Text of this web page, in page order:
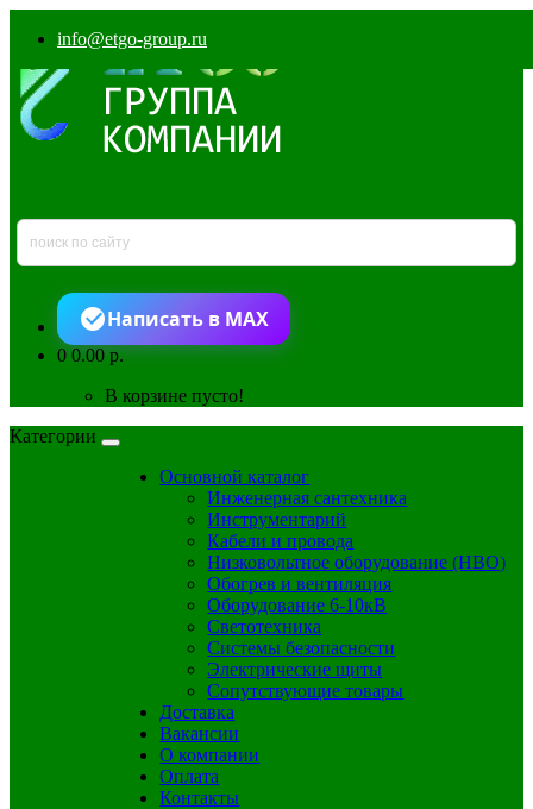
info@etgo-group.ru
Написать в MAX
00.00 р.
В корзине пусто!
Категории
Основной каталог
Инженерная сантехника
Инструментарий
Кабели и провода
Низковольтное оборудование (НВО)
Обогрев и вентиляция
Оборудование 6-10кВ
Светотехника
Системы безопасности
Электрические щиты
Сопутствующие товары
Доставка
Вакансии
О компании
Оплата
Контакты